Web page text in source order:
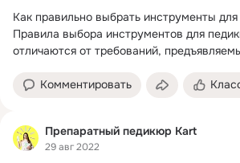
Как правильно выбрать инструменты
Правила выбора инструментов для
отличаются от требований,
Комментировать
Препаратный педикюр Kart
29 авг 2022